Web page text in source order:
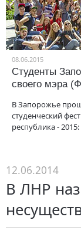
08.06.2015
Студенты
своего мэра
В Запорожье
студенческий
республика -
12.06.2014
В ЛНР